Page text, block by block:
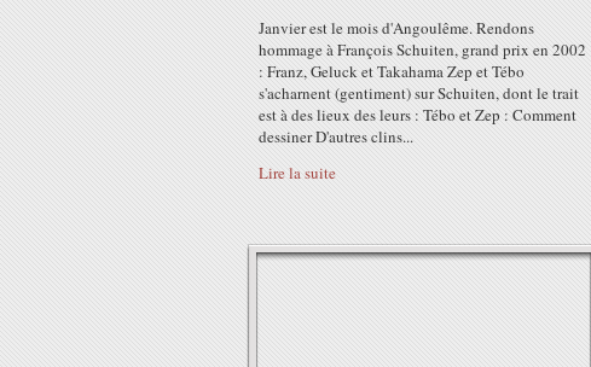
Janvier est le mois d'Angoulême. Rendons
hommage à François Schuiten, grand prix en 2002
: Franz, Geluck et Takahama Zep et Tébo
s'acharnent (gentiment) sur Schuiten, dont le trait
est à des lieux des leurs : Tébo et Zep : Comment
dessiner D'autres clins...
Lire la suite